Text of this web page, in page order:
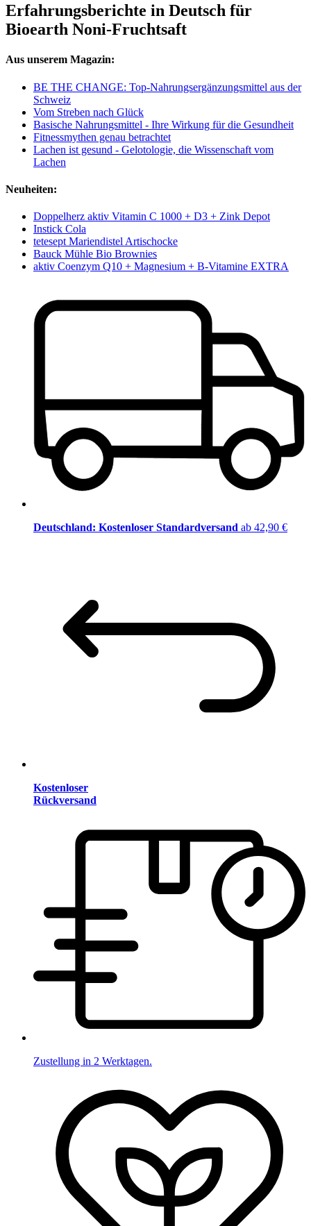
Erfahrungsberichte in Deutsch für
Bioearth Noni-Fruchtsaft
Aus unserem Magazin:
BE THE CHANGE: Top-Nahrungsergänzungsmittel aus der
Schweiz
Vom Streben nach Glück
Basische Nahrungsmittel - Ihre Wirkung für die Gesundheit
Fitnessmythen genau betrachtet
Lachen ist gesund - Gelotologie, die Wissenschaft vom
Lachen
Neuheiten:
Doppelherz aktiv Vitamin C 1000 + D3 + Zink Depot
Instick Cola
tetesept Mariendistel Artischocke
Bauck Mühle Bio Brownies
aktiv Coenzym Q10 + Magnesium + B-Vitamine EXTRA
Deutschland: Kostenloser Standardversand ab 42,90 €
Kostenloser
Rückversand
Zustellung in 2 Werktagen.